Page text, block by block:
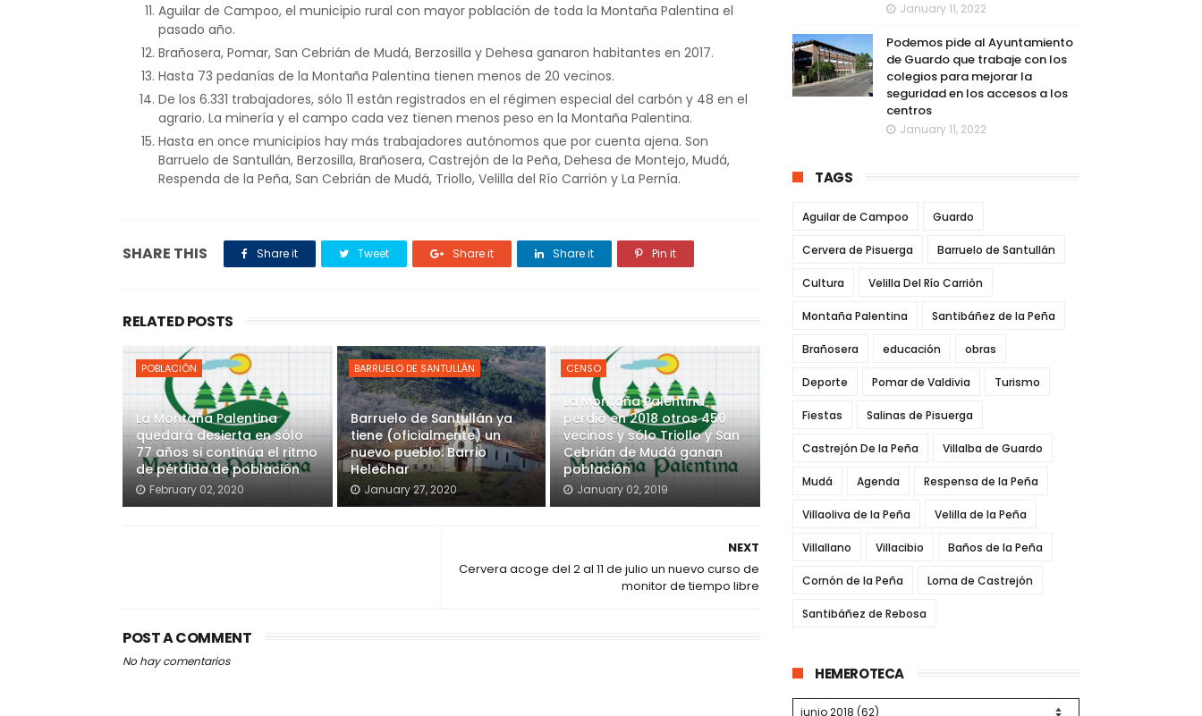
Aguilar de Campoo, el municipio rural con mayor población de toda la Montaña Palentina el
pasado año.
Brañosera, Pomar, San Cebrián de Mudá, Berzosilla y Dehesa ganaron habitantes en 2017.
Hasta 73 pedanías de la Montaña Palentina tienen menos de 20 vecinos.
De los 6.331 trabajadores, sólo 11 están registrados en el régimen especial del carbón y 48 en el
agrario. La minería y el campo cada vez tienen menos peso en la Montaña Palentina.
Hasta en once municipios hay más trabajadores autónomos que por cuenta ajena. Son
Barruelo de Santullán, Berzosilla, Brañosera, Castrejón de la Peña, Dehesa de Montejo, Mudá,
Respenda de la Peña, San Cebrián de Mudá, Triollo, Velilla del Río Carrión y La Pernía.
SHARE THIS Share it Tweet Share it Share it Pin it
RELATED POSTS
POBLACIÓN
La Montaña Palentina
quedará desierta en sólo
77 años si continúa el ritmo
de pérdida de población
February 02, 2020
BARRUELO DE SANTULLÁN
Barruelo de Santullán ya
tiene (oficialmente) un
nuevo pueblo: Barrio
Helechar
January 27, 2020
CENSO
La Montaña Palentina
perdió en 2018 otros 450
vecinos y sólo Triollo y San
Cebrián de Mudá ganan
población
January 02, 2019
NEXT
Cervera acoge del 2 al 11 de julio un nuevo curso de
monitor de tiempo libre
POST A COMMENT
No hay comentarios
January 11, 2022
Podemos pide al Ayuntamiento
de Guardo que trabaje con los
colegios para mejorar la
seguridad en los accesos a los
centros
January 11, 2022
TAGS
Aguilar de Campoo Guardo
Cervera de Pisuerga Barruelo de Santullán
Cultura Velilla Del Río Carrión
Montaña Palentina Santibáñez de la Peña
Brañosera educación obras
Deporte Pomar de Valdivia Turismo
Fiestas Salinas de Pisuerga
Castrejón De la Peña Villalba de Guardo
Mudá Agenda Respensa de la Peña
Villaoliva de la Peña Velilla de la Peña
Villallano Villacibio Baños de la Peña
Cornón de la Peña Loma de Castrejón
Santibáñez de Rebosa
HEMEROTECA